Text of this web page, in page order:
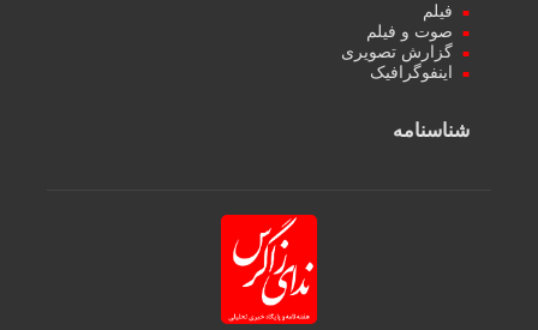
فیلم
صوت و فیلم
گزارش تصویری
اینفوگرافیک
شناسنامه